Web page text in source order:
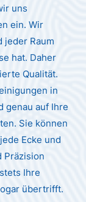
uns
ein. Wir
jeder Raum
hat. Daher
Qualität.
in
genau auf Ihre
Sie können
Ecke und
Präzision
Ihre
übertrifft.